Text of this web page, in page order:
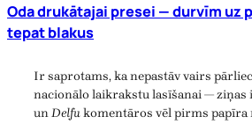
Oda drukātajai presei — durvīm uz
tepat blakus
Ir saprotams, ka nepastāv vairs
nacionālo laikrakstu lasīšanai — ziņas
unDelfukomentāros vēl pirms papīra